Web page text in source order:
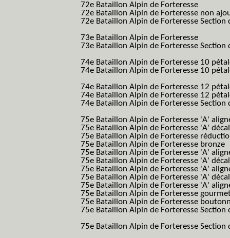
72e Bataillon Alpin de Forteresse
72e Bataillon Alpin de Forteresse non
72e Bataillon Alpin de Forteresse
73e Bataillon Alpin de Forteresse
73e Bataillon Alpin de Forteresse
74e Bataillon Alpin de Forteresse 10
74e Bataillon Alpin de Forteresse 10
74e Bataillon Alpin de Forteresse 12
74e Bataillon Alpin de Forteresse 12
74e Bataillon Alpin de Forteresse
75e Bataillon Alpin de Forteresse 'A'
75e Bataillon Alpin de Forteresse 'A'
75e Bataillon Alpin de Forteresse
75e Bataillon Alpin de Forteresse bronze
75e Bataillon Alpin de Forteresse 'A'
75e Bataillon Alpin de Forteresse 'A'
75e Bataillon Alpin de Forteresse 'A'
75e Bataillon Alpin de Forteresse 'A'
75e Bataillon Alpin de Forteresse 'A'
75e Bataillon Alpin de Forteresse
75e Bataillon Alpin de Forteresse
75e Bataillon Alpin de Forteresse
75e Bataillon Alpin de Forteresse